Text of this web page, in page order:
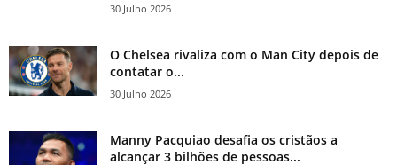
30 Julho 2026
O Chelsea rivaliza com o Man City depois de
contatar o...
30 Julho 2026
Manny Pacquiao desafia os cristãos a
alcançar 3 bilhões de pessoas...